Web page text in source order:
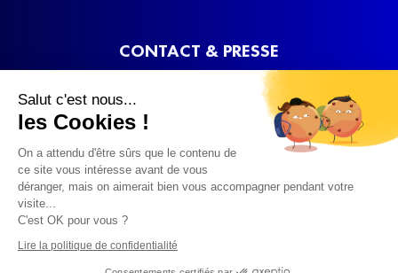
Salut c'est nous...
les Cookies !
On a attendu d'être sûrs que le contenu de
ce site vous intéresse avant de vous
déranger, mais on aimerait bien vous accompagner pendant votre
visite...
C'est OK pour vous ?
Lire la politique de confidentialité
CONTACT & PRESSE